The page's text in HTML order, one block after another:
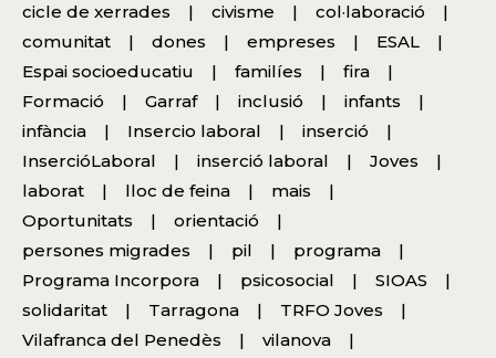
cicle de xerrades
civisme
col·laboració
comunitat
dones empreses
ESAL
Espai socioeducatiu
familíes
fira
Formació
Garraf inclusió
infants
infància
Insercio laboral
inserció
InsercióLaboral
inserció laboral
Joves
laborat
lloc de feina
mais
Oportunitats
orientació
persones migrades
pil
programa
Programa Incorpora
psicosocial
SIOAS
solidaritat
Tarragona
TRFO Joves
Vilafranca del Penedès
vilanova